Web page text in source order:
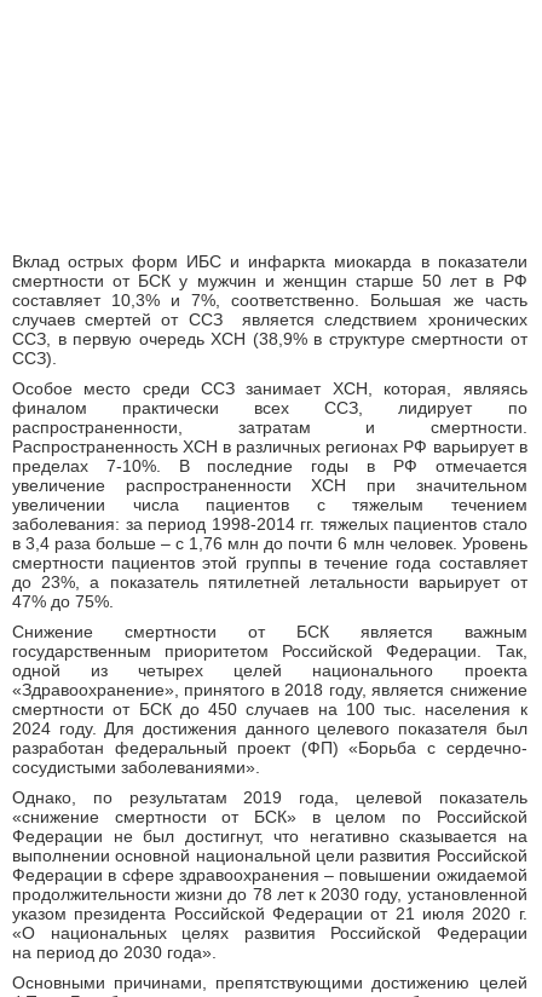
Вклад острых форм ИБС и инфаркта миокарда в показатели
смертности от БСК у мужчин и женщин старше 50 лет в РФ
составляет 10,3% и 7%, соответственно. Большая же часть
случаев смертей от ССЗ является следствием хронических
ССЗ, в первую очередь ХСН (38,9% в структуре смертности от
ССЗ).
Особое место среди ССЗ занимает ХСН, которая, являясь
финалом практически всех ССЗ, лидирует по
распространенности, затратам и смертности.
Распространенность ХСН в различных регионах РФ варьирует в
пределах 7-10%. В последние годы в РФ отмечается
увеличение распространенности ХСН при значительном
увеличении числа пациентов с тяжелым течением
заболевания: за период 1998-2014 гг. тяжелых пациентов стало
в 3,4 раза больше – с 1,76 млн до почти 6 млн человек. Уровень
смертности пациентов этой группы в течение года составляет
до 23%, а показатель пятилетней летальности варьирует от
47% до 75%.
Снижение смертности от БСК является важным
государственным приоритетом Российской Федерации. Так,
одной из четырех целей национального проекта
«Здравоохранение», принятого в 2018 году, является снижение
смертности от БСК до 450 случаев на 100 тыс. населения к
2024 году. Для достижения данного целевого показателя был
разработан федеральный проект (ФП) «Борьба с сердечно-
сосудистыми заболеваниями».
Однако, по результатам 2019 года, целевой показатель
«снижение смертности от БСК» в целом по Российской
Федерации не был достигнут, что негативно сказывается на
выполнении основной национальной цели развития Российской
Федерации в сфере здравоохранения – повышении ожидаемой
продолжительности жизни до 78 лет к 2030 году, установленной
указом президента Российской Федерации от 21 июля 2020 г.
«О национальных целях развития Российской Федерации
на период до 2030 года».
Основными причинами, препятствующими достижению целей